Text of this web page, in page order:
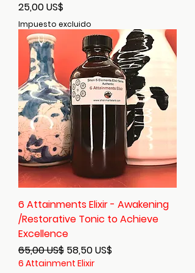
Precio
25,00 US$
Impuesto excluido
6 Attainments Elixir - Awakening
/Restorative Tonic to Achieve
Excellence
Precio
65,00 US$ Precio de oferta
58,50 US$
6 Attainment Elixir